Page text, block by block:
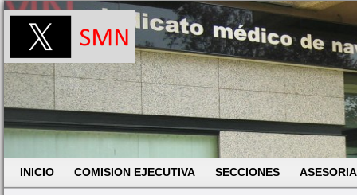
INICIO COMISION EJECUTIVA SECCIONES